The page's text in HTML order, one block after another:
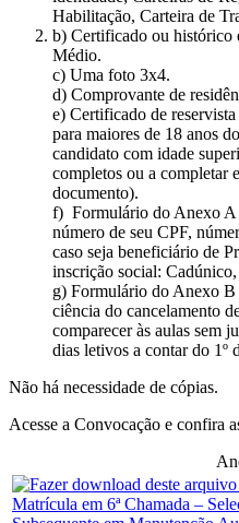
Habilitação, Carteira de
b) Certificado ou histórico
Médio.
c) Uma foto 3x4.
d) Comprovante de
e) Certificado de
para maiores de 18 anos
candidato com idade
completos ou a completar
documento).
f) Formulário do Anexo A
número de seu CPF,
caso seja beneficiário de
inscrição social:
g) Formulário do Anexo B
ciência do cancelamento
comparecer às aulas sem
dias letivos a contar do 1º
Não há necessidade de cópias.
Acesse a Convocação e confira